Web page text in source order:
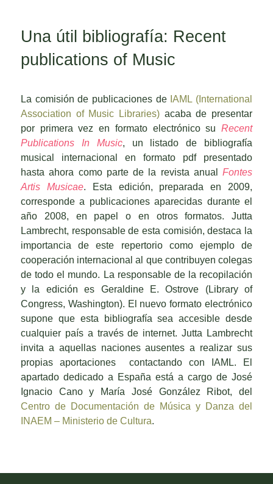
Una útil bibliografía: Recent
publications of Music
La comisión de publicaciones de IAML (International
Association of Music Libraries) acaba de presentar
por primera vez en formato electrónico su Recent
Publications In Music, un listado de bibliografía
musical internacional en formato pdf presentado
hasta ahora como parte de la revista anual Fontes
Artis Musicae. Esta edición, preparada en 2009,
corresponde a publicaciones aparecidas durante el
año 2008, en papel o en otros formatos. Jutta
Lambrecht, responsable de esta comisión, destaca la
importancia de este repertorio como ejemplo de
cooperación internacional al que contribuyen colegas
de todo el mundo. La responsable de la recopilación
y la edición es Geraldine E. Ostrove (Library of
Congress, Washington). El nuevo formato electrónico
supone que esta bibliografía sea accesible desde
cualquier país a través de internet. Jutta Lambrecht
invita a aquellas naciones ausentes a realizar sus
propias aportaciones contactando con IAML. El
apartado dedicado a España está a cargo de José
Ignacio Cano y María José González Ribot, del
Centro de Documentación de Música y Danza del
INAEM – Ministerio de Cultura.